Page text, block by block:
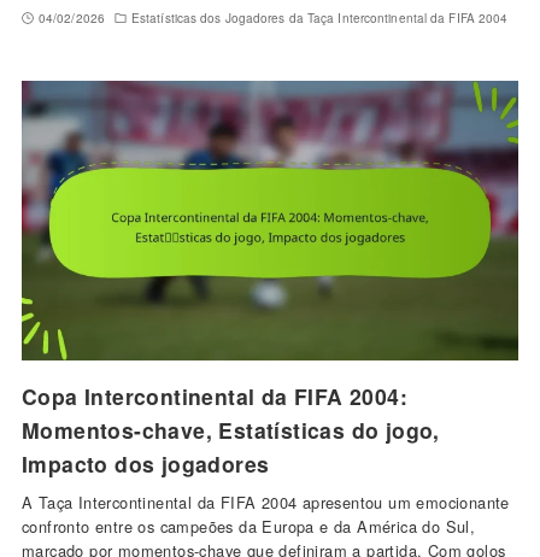
04/02/2026 Estatísticas dos Jogadores da Taça Intercontinental da FIFA 2004
Copa Intercontinental da FIFA 2004:
Momentos-chave, Estatísticas do jogo,
Impacto dos jogadores
A Taça Intercontinental da FIFA 2004 apresentou um emocionante
confronto entre os campeões da Europa e da América do Sul,
marcado por momentos-chave que definiram a partida. Com golos